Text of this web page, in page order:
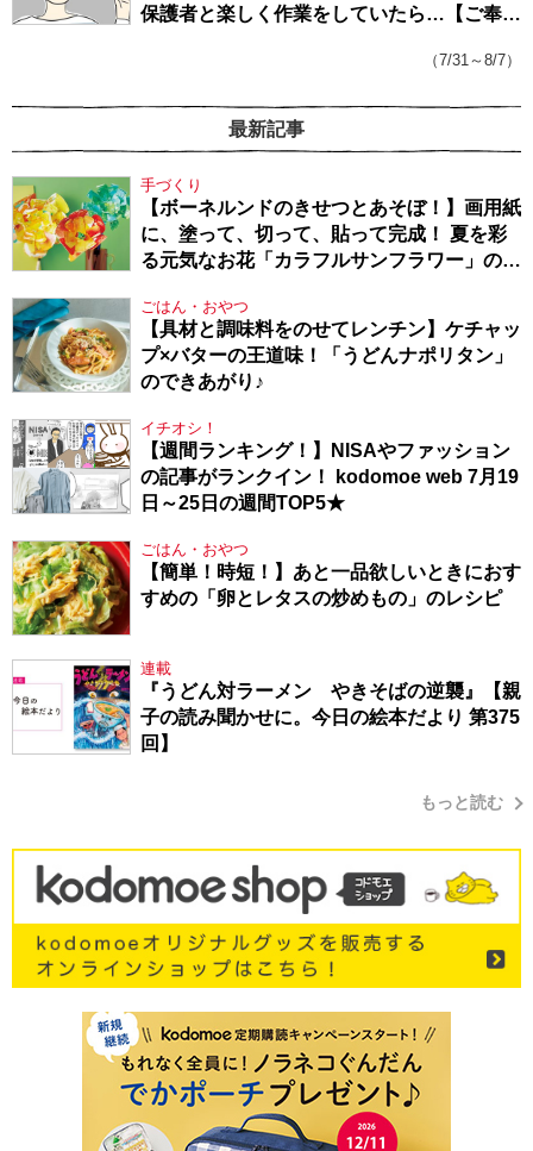
保護者と楽しく作業をしていたら…【ご奉仕
（7/31～8/7）
最新記事
手づくり
【ボーネルンドのきせつとあそぼ！】画用紙
に、塗って、切って、貼って完成！ 夏を彩
る元気なお花「カラフルサンフラワー」の作
ごはん・おやつ
【具材と調味料をのせてレンチン】ケチャッ
プ×バターの王道味！「うどんナポリタン」
のできあがり♪
イチオシ！
【週間ランキング！】NISAやファッション
の記事がランクイン！ kodomoe web 7月19
日～25日の週間TOP5★
ごはん・おやつ
【簡単！時短！】あと一品欲しいときにおす
すめの「卵とレタスの炒めもの」のレシピ
連載
『うどん対ラーメン やきそばの逆襲』【親
子の読み聞かせに。今日の絵本だより 第375
回】
もっと読む